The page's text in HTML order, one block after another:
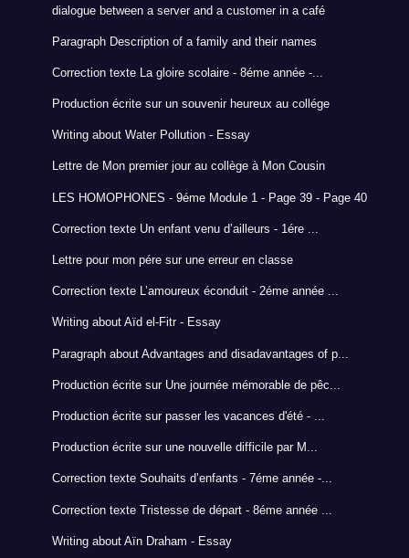
dialogue between a server and a customer in a café
Paragraph Description of a family and their names
Correction texte La gloire scolaire - 8éme année -...
Production écrite sur un souvenir heureux au collége
Writing about Water Pollution - Essay
Lettre de Mon premier jour au collège à Mon Cousin
LES HOMOPHONES - 9éme Module 1 - Page 39 - Page 40
Correction texte Un enfant venu d’ailleurs - 1ére ...
Lettre pour mon pére sur une erreur en classe
Correction texte L’amoureux éconduit - 2éme année ...
Writing about Aïd el-Fitr - Essay
Paragraph about Advantages and disadavantages of p...
Production écrite sur Une journée mémorable de pêc...
Production écrite sur passer les vacances d'été - ...
Production écrite sur une nouvelle difficile par M...
Correction texte Souhaits d’enfants - 7éme année -...
Correction texte Tristesse de départ - 8éme année ...
Writing about Aïn Draham - Essay